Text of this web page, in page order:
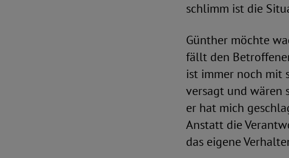
schlimm ist die
Günther möchte
fällt den
ist immer noch mit
versagt und wären
er hat mich
Anstatt die
das eigene